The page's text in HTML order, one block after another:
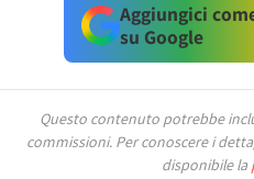
Aggiungici
su Google
Questo contenuto potrebbe
commissioni. Per conoscere i
disponibile la